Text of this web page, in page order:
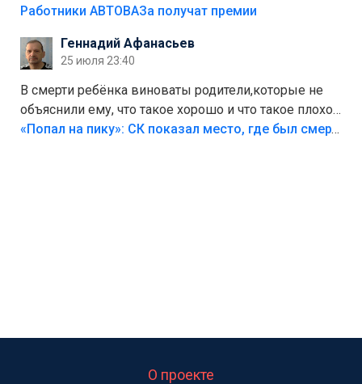
на предприятии.
Работники АВТОВАЗа получат премии
Геннадий Афанасьев
25 июля 23:40
В смерти ребёнка виноваты родители,которые не
объяснили ему, что такое хорошо и что такое плохо!
Лезть через такой забор,верх безумия,есть же
«Попал на пику»: СК показал место, где был смертельно травмирован ребенок в Тольятти
О проекте